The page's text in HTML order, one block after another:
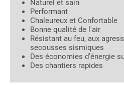
Naturel et sain
Performant
Chaleureux et Confortable
Bonne qualité de l'air
Résistant au feu, aux
secousses sismiques
Des économies d’énergie
Des chantiers rapides